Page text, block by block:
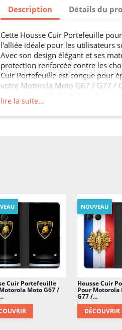
Description Détails du
Cette Housse Cuir Portefeuille
l'alliée idéale pour les utilisateurs
Avec son design élégant et ses
protection renforcée contre les
Cuir Portefeuille est conçue pour
votre Motorola Moto G67 / G77 /
un accès facile à toutes les
G77 / G87.
lire la suite...
Cuir Portefeuille
Moto G67 /
Housse Cuir
Pour Motorola
G77 /...
DÉCOUVRIR
NOUVEAU